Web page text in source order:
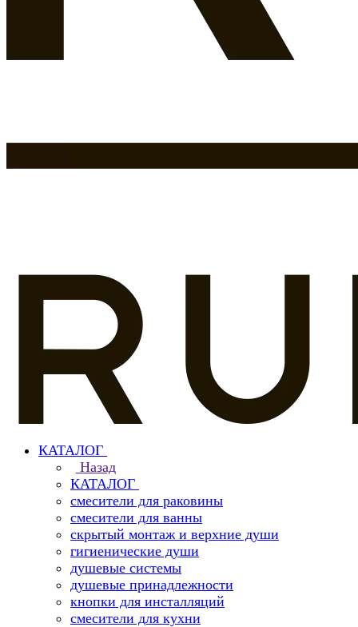
КАТАЛОГ
Назад
КАТАЛОГ
смесители для раковины
смесители для ванны
скрытый монтаж и верхние души
гигиенические души
душевые системы
душевые принадлежности
кнопки для инсталляций
смесители для кухни